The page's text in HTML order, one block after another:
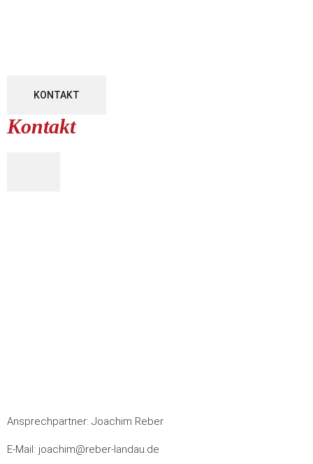
KONTAKT
Kontakt
Ansprechpartner: Joachim Reber
E-Mail: joachim@reber-landau.de